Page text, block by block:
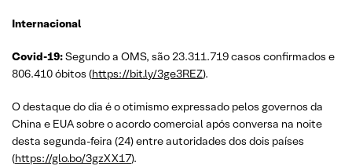
Internacional
Covid-19:Segundo a OMS, são 23.311.719 casos confirmados e
806.410 óbitos (https://bit.ly/3ge3REZ).
O destaque do dia é o otimismo expressado pelos governos da
China e EUA sobre o acordo comercial após conversa na noite
desta segunda-feira (24) entre autoridades dos dois países
(https://glo.bo/3gzXX17).